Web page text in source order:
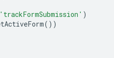
'trackFormSubmission' )
())